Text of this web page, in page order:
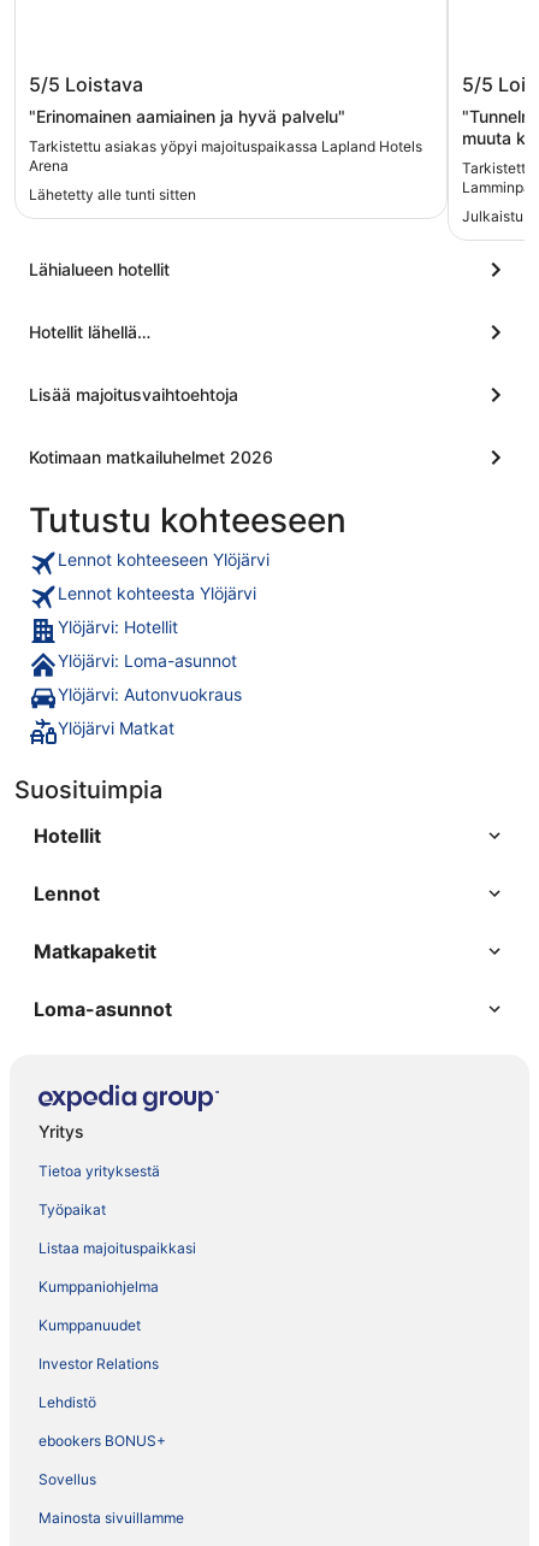
Lapland Hotels Arena
5/5 Loistava
"Erinomainen aamiainen ja hyvä palvelu"
Tarkistettu asiakas yöpyi majoituspaikassa Lapland Hotels
Arena
Lähetetty alle tunti sitten
Hotel
5/5
muuta
Tarkistettu
Lamminpää
Julkaistu
Lähialueen hotellit
Hotellit lähellä…
Lisää majoitusvaihtoehtoja
Kotimaan matkailuhelmet 2026
Tutustu kohteeseen
Lennot kohteeseen Ylöjärvi
Lennot kohteesta Ylöjärvi
Ylöjärvi: Hotellit
Ylöjärvi: Loma-asunnot
Ylöjärvi: Autonvuokraus
Ylöjärvi Matkat
Suosituimpia
Hotellit
Lennot
Matkapaketit
Loma-asunnot
Yritys
Tietoa yrityksestä
Työpaikat
Listaa majoituspaikkasi
Kumppaniohjelma
Kumppanuudet
Investor Relations
Lehdistö
ebookers BONUS+
Sovellus
Mainosta sivuillamme